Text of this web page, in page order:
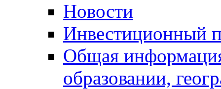
Новости
Инвестиционный
Общая
образовании,